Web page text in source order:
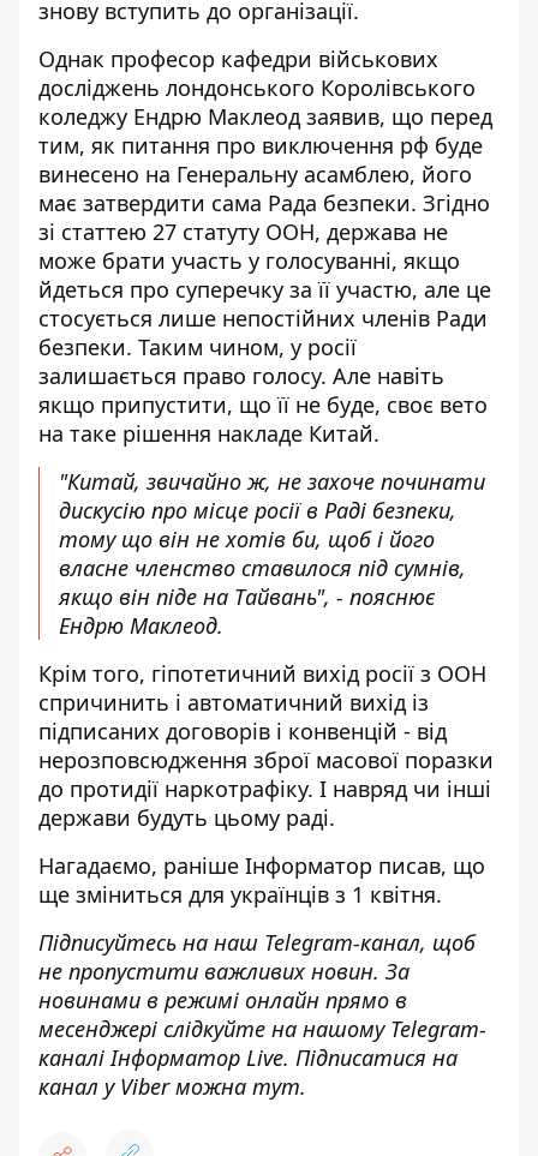
знову вступить до організації.
Однак професор кафедри військових
досліджень лондонського Королівського
коледжу Ендрю Маклеод заявив, що перед
тим, як питання про виключення рф буде
винесено на Генеральну асамблею, його
має затвердити сама Рада безпеки. Згідно
зі статтею 27 статуту ООН, держава не
може брати участь у голосуванні, якщо
йдеться про суперечку за її участю, але це
стосується лише непостійних членів Ради
безпеки. Таким чином, у росії
залишається право голосу. Але навіть
якщо припустити, що її не буде, своє вето
на таке рішення накладе Китай.
"Китай, звичайно ж, не захоче починати
дискусію про місце росії в Раді безпеки,
тому що він не хотів би, щоб і його
власне членство ставилося під сумнів,
якщо він піде на Тайвань", - пояснює
Ендрю Маклеод.
Крім того, гіпотетичний вихід росії з ООН
спричинить і автоматичний вихід із
підписаних договорів і конвенцій - від
нерозповсюдження зброї масової поразки
до протидії наркотрафіку. І навряд чи інші
держави будуть цьому раді.
Нагадаємо, раніше Інформатор писав, що
ще зміниться для українців з 1 квітня.
Підписуйтесь на наш Telegram-канал, щоб
не пропустити важливих новин. За
новинами в режимі онлайн прямо в
месенджері слідкуйте на нашому Telegram-
каналіІнформатор Live. Підписатися на
канал у Viber можна тут.